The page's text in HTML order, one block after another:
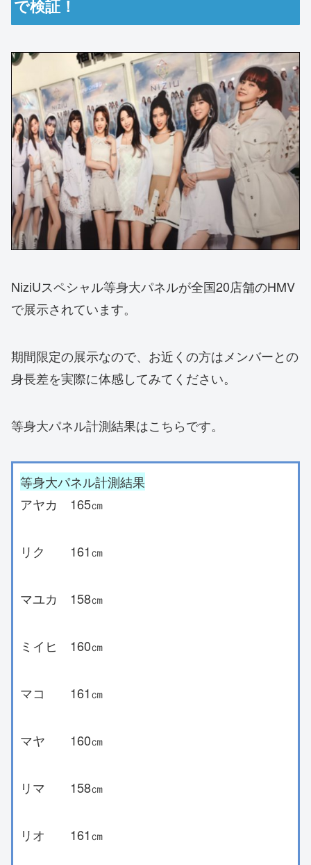
で検証！
NiziUスペシャル等身大パネルが全国20店舗のHMV
で展示されています。
期間限定の展示なので、お近くの方はメンバーとの
身長差を実際に体感してみてください。
等身大パネル計測結果はこちらです。
等身大パネル計測結果
アヤカ 165㎝
リク 161㎝
マユカ 158㎝
ミイヒ 160㎝
マコ 161㎝
マヤ 160㎝
リマ 158㎝
リオ 161㎝